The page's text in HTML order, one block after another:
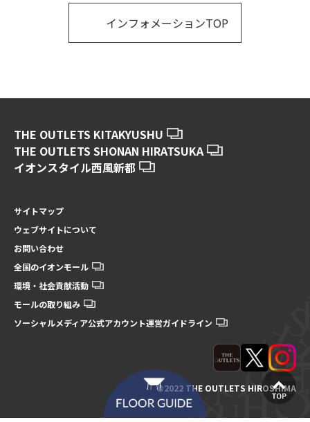
インフォメーションTOP
THE OUTLETS KITAKYUSHU
THE OUTLETS SHONAN HIRATSUKA
イオンスタイル西風新都
サイトマップ
ウェブサイトについて
お問い合わせ
全国のイオンモール
環境・社会貢献活動
モールの取り組み
ソーシャルメディア公式アカウント運営ガイドライン
©2022 THE OUTLETS HIROSHIMA